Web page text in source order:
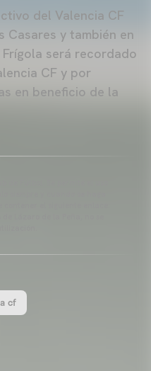
del Valencia CF
Casares y también en
será recordado
CF y por
en beneficio de la
cf